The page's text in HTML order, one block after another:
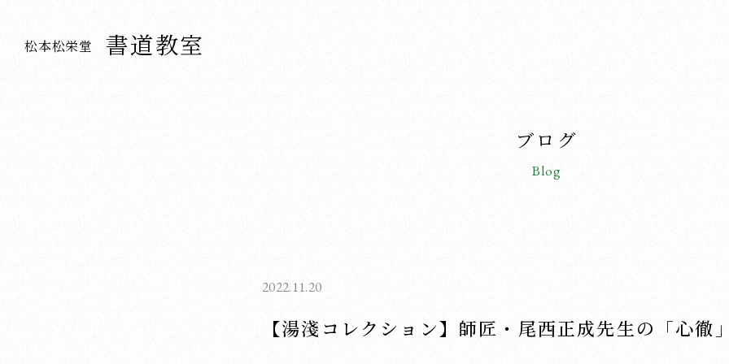
松本松栄堂 書道教室
ブログ
Blog
2022.11.20
【湯淺コレクション】師匠・尾西正成先生の「心徹